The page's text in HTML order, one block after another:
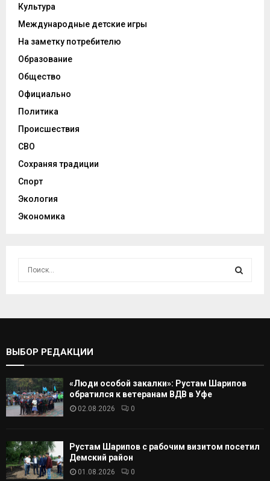
Культура
Международные детские игры
На заметку потребителю
Образование
Общество
Официально
Политика
Происшествия
СВО
Сохраняя традиции
Спорт
Экология
Экономика
С
А
ВЫБОР РЕДАКЦИИ
«Люди особой закалки»: Рустам Шарипов
обратился к ветеранам ВДВ в Уфе
02.08.2026 0
Рустам Шарипов с рабочим визитом посетил
Демский район
01.08.2026 0